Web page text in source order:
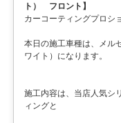
ト） フロント】
カーコーティングプロシ
本日の施工車種は、メル
ワイト）になります。
施工内容は、当店人気シ
ィングと